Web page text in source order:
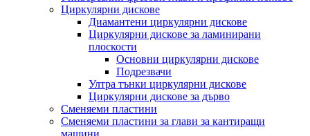
Циркулярни дискове
Диамантени циркулярни дискове
Циркулярни дискове за ламинирани
плоскости
Основни циркулярни дискове
Подрезвачи
Ултра тънки циркулярни дискове
Циркулярни дискове за дърво
Сменяеми пластини
Сменяеми пластини за глави за кантиращи
машини